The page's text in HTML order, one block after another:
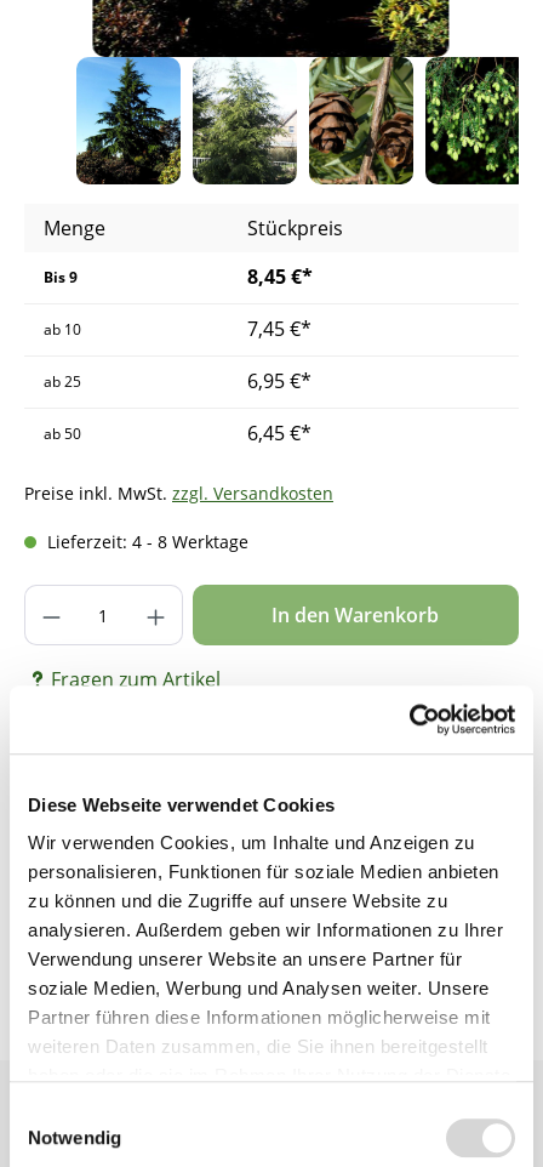
Diese Webseite verwendet Cookies
Wir verwenden Cookies, um Inhalte und Anzeigen zu
personalisieren, Funktionen für soziale Medien anbieten
zu können und die Zugriffe auf unsere Website zu
analysieren. Außerdem geben wir Informationen zu Ihrer
Verwendung unserer Website an unsere Partner für
soziale Medien, Werbung und Analysen weiter. Unsere
Partner führen diese Informationen möglicherweise mit
weiteren Daten zusammen, die Sie ihnen bereitgestellt
Notwendig
Menge Stückpreis
Bis9 8,45 €*
ab 10 7,45 €*
ab25 6,95 €*
ab50 6,45 €*
Preise inkl. MwSt. zzgl. Versandkosten
Lieferzeit: 4 - 8 Werktage
Produkt Anzahl: Gib den gewünschten
In den Warenkorb
Fragen zum Artikel
Bewertungen